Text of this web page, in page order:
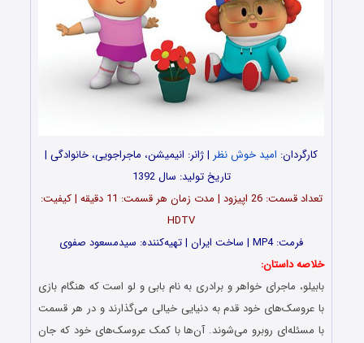
کارگردان: امید خوش نظر | ژانر: انیمیشن، ماجراجویی، خانوادگی |
تاریخ تولید: سال 1392
تعداد قسمت‌: 26 اپیزود | مدت زمان هر قسمت: 11 دقیقه | کیفیت:
HDTV
فرمت: MP4 | ساخت ایران | تهیه‌کننده: سیدمسعود صفوی
خلاصه داستان:
بابیلو، ماجرای خواهر و برادری به نام بابی و لو است که هنگام بازی
با عروسک‌های خود قدم به دنیایی خیالی می‌گذارند و در هر قسمت
با مسئله‌ای روبرو می‌شوند. آن‌ها با کمک عروسک‌های خود که جان